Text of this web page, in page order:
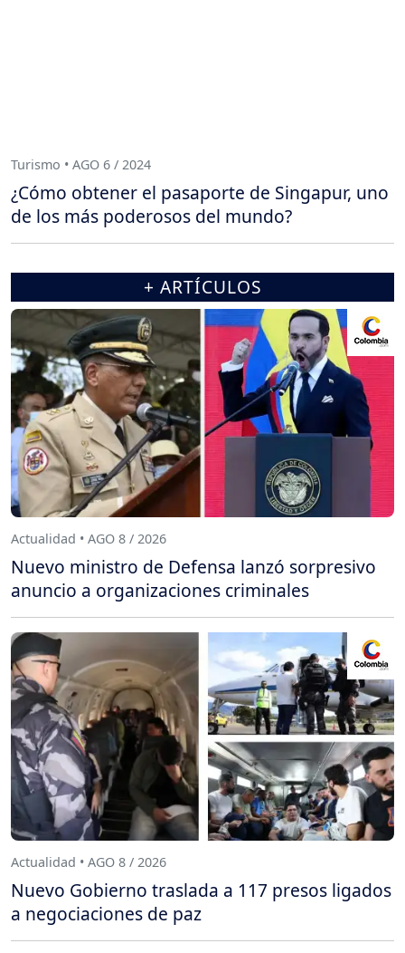
Turismo • AGO 6 / 2024
¿Cómo obtener el pasaporte de Singapur, uno
de los más poderosos del mundo?
+ ARTÍCULOS
Actualidad • AGO 8 / 2026
Nuevo ministro de Defensa lanzó sorpresivo
anuncio a organizaciones criminales
Actualidad • AGO 8 / 2026
Nuevo Gobierno traslada a 117 presos ligados
a negociaciones de paz